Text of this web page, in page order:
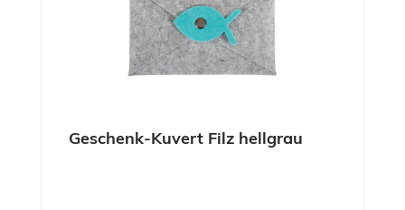
Geschenk-Kuvert Filz hellgrau